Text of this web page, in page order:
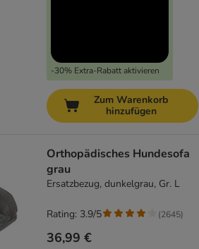
-30% Extra-Rabatt aktivieren
Zum Warenkorb
hinzufügen
Orthopädisches Hundesofa
grau
Ersatzbezug, dunkelgrau, Gr. L
36,99 €
Rating: 3.9/5 (2645)